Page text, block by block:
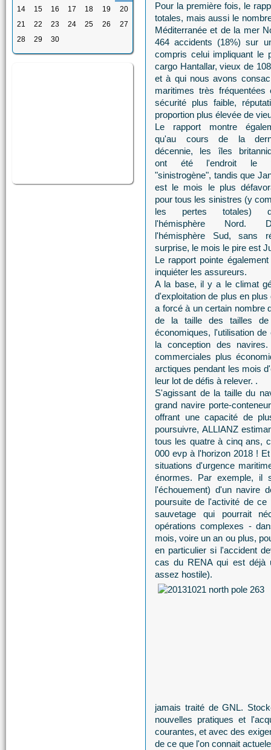
14
15 16 17 18 19
20
21
22 23 24 25 26
27
28
29 30
Pour la première fois, le
totales, mais aussi le
Méditerranée et de la mer
464 accidents (18%) sur
compris celui impliquant le
cargo Hantallar, vieux de
et à qui nous avons
maritimes très
sécurité plus faible,
proportion plus élevée de
Le rapport montre
qu'au cours de la
décennie, les îles
ont été l'endroit le
"sinistrogène", tandis que
est le mois le plus
pour tous les sinistres (y
les pertes totales)
l'hémisphère Nord.
l'hémisphère Sud, sans
surprise, le mois le pire est
Le rapport pointe
inquiéter les assureurs.
A la base, il y a le climat
d'exploitation de plus en
a forcé à un certain nombre
de la taille des tailles de
économiques, l'utilisation
la conception des
commerciales plus
arctiques pendant les mois
leur lot de défis à relever. .
S'agissant de la taille du
grand navire porte-
offrant une capacité de
poursuivre, ALLIANZ
tous les quatre à cinq ans,
000 evp à l'horizon 2018 !
situations d'urgence
énormes. Par exemple, il
l'échouement) d'un navire
poursuite de l'activité de
sauvetage qui pourrait
opérations complexes -
mois, voire un an ou plus,
en particulier si l'accident
cas du RENA qui est déjà
assez hostile).
jamais traité de GNL.
nouvelles pratiques et
courantes, et avec des
de ce que l'on connait